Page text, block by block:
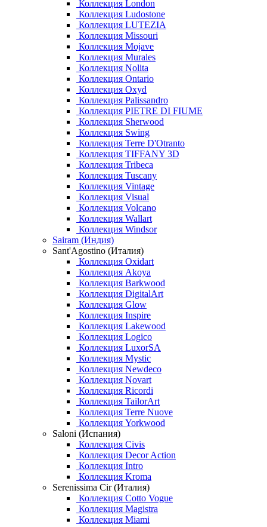
Коллекция London
Коллекция Ludostone
Коллекция LUTEZIA
Коллекция Missouri
Коллекция Mojave
Коллекция Murales
Коллекция Nolita
Коллекция Ontario
Коллекция Oxyd
Коллекция Palissandro
Коллекция PIETRE DI FIUME
Коллекция Sherwood
Коллекция Swing
Коллекция Terre D'Otranto
Коллекция TIFFANY 3D
Коллекция Tribeca
Коллекция Tuscany
Коллекция Vintage
Коллекция Visual
Коллекция Volcano
Коллекция Wallart
Коллекция Windsor
Sairam (Индия)
Sant'Agostino (Италия)
Коллекция Oxidart
Коллекция Akoya
Коллекция Barkwood
Коллекция DigitalArt
Коллекция Glow
Коллекция Inspire
Коллекция Lakewood
Коллекция Logico
Коллекция LuxorSA
Коллекция Mystic
Коллекция Newdeco
Коллекция Novart
Коллекция Ricordi
Коллекция TailorArt
Коллекция Terre Nuove
Коллекция Yorkwood
Saloni (Испания)
Коллекция Civis
Коллекция Decor Action
Коллекция Intro
Коллекция Kroma
Serenissima Cir (Италия)
Коллекция Cotto Vogue
Коллекция Magistra
Коллекция Miami